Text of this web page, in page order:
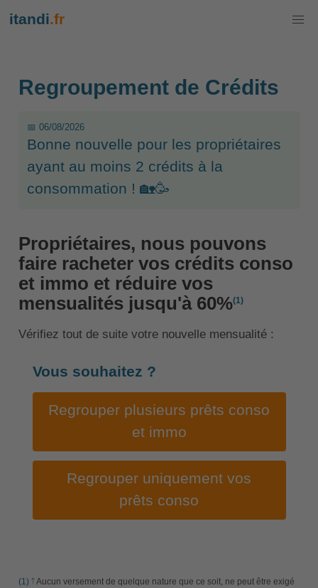
itandi.fr
Regroupement de Crédits
📅 06/08/2026
Bonne nouvelle pour les propriétaires
ayant au moins 2 crédits à la
consommation ! 🏡🥳
Propriétaires, nous pouvons
faire racheter vos crédits conso
et immo et réduire vos
mensualités jusqu'à 60%(1)
Vérifiez tout de suite votre nouvelle mensualité :
Vous souhaitez ?
Regrouper plusieurs prêts conso
et immo
Regrouper uniquement vos
prêts conso
(1)
Aucun versement de quelque nature que ce soit, ne peut être exigé